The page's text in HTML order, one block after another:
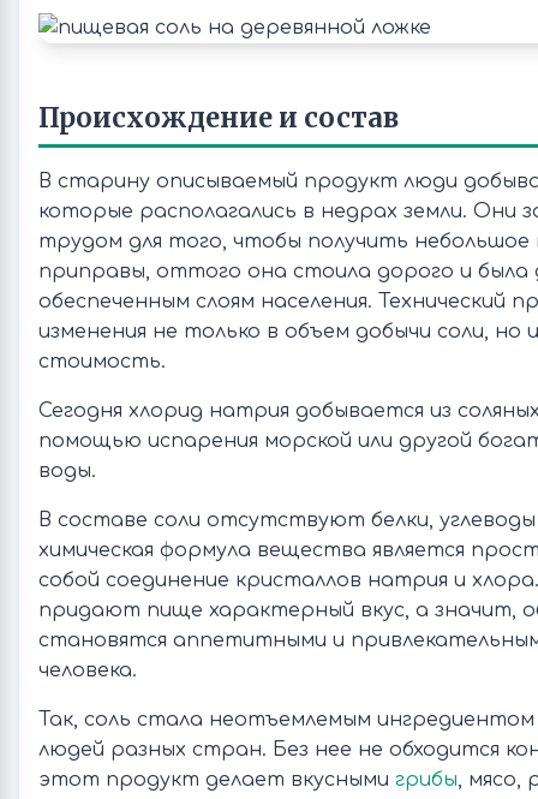
Происхождение и состав
В старину описываемый продукт люди
которые располагались в недрах земли. Они
трудом для того, чтобы получить небольшое
приправы, оттого она стоила дорого и была
обеспеченным слоям населения. Технический
изменения не только в объем добычи соли, но
стоимость.
Сегодня хлорид натрия добывается из
помощью испарения морской или другой
воды.
В составе соли отсутствуют белки,
химическая формула вещества является
собой соединение кристаллов натрия и
придают пище характерный вкус, а значит,
становятся аппетитными и
человека.
Так, соль стала неотъемлемым
людей разных стран. Без нее не обходится
этот продукт делает вкусными грибы, мясо,